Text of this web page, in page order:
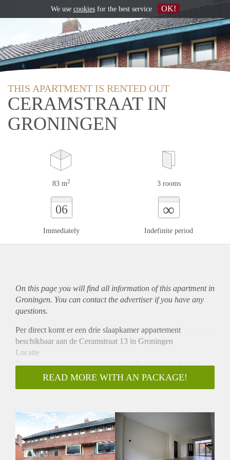
THIS APARTMENT IS RENTED OUT
CERAMSTRAAT IN
GRONINGEN
83 m2 3 rooms
06
Immediately
∞
Indefinite period
On this page you will find all information of this apartmentin
Groningen. You can contact the advertiser if you have any
questions.
Per direct komt er een drie slaapkamer appartement
beschikbaar aan de Ceramstraat 13 in Groningen
Locatie
De woning is gunstig gelegen in een Korrewegwijk met
diverse voorzieningen zoals supermarkten, winkels en
horecagelegenheden in de nabije omgeving. Het centrum van
Indeling
Bij binnenkomst kom je in de hal die toegang biedt tot de
begane grond. Hier bevinden zich de ruime woonkamer met
toegang tot de achtertuin. Daarnaast is er een keuken,
READ MORE WITH AN PACKAGE!
We use cookiesfor the best service OK!